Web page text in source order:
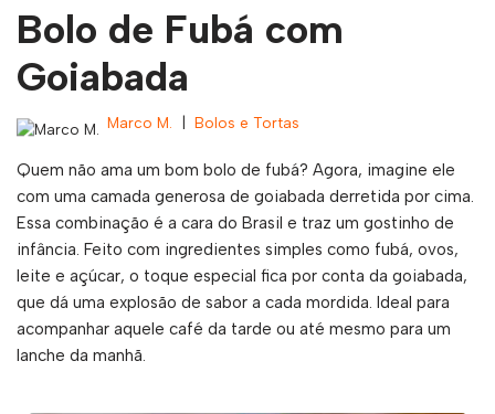
Bolo de Fubá com
Goiabada
Marco M. Bolos e Tortas
Quem não ama um bom bolo de fubá? Agora, imagine ele
com uma camada generosa de goiabada derretida por cima.
Essa combinação é a cara do Brasil e traz um gostinho de
infância. Feito com ingredientes simples como fubá, ovos,
leite e açúcar, o toque especial fica por conta da goiabada,
que dá uma explosão de sabor a cada mordida. Ideal para
acompanhar aquele café da tarde ou até mesmo para um
lanche da manhã.